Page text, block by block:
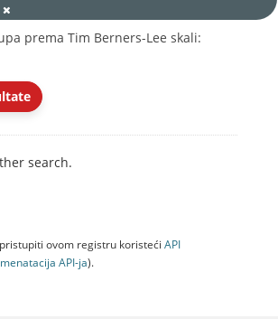
prema Tim Berners-Lee skali:
search.
ovom registru koristeći API
API-jа).